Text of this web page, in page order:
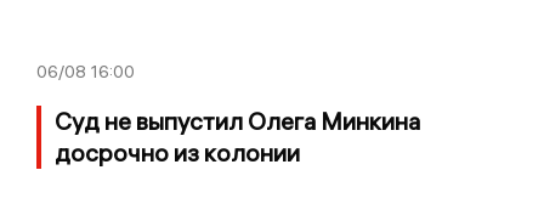
06/08 16:00
Суд не выпустил Олега Минкина
досрочно из колонии